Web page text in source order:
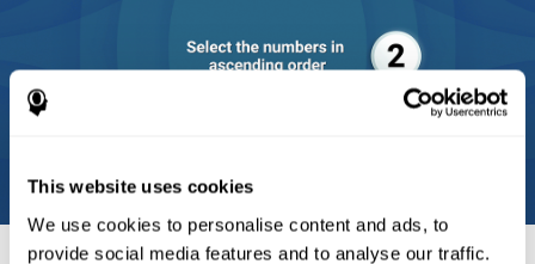
This website uses cookies
We use cookies to personalise content and ads, to
provide social media features and to analyse our traffic.